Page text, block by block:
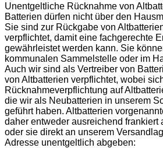
Unentgeltliche Rücknahme von
Batterien dürfen nicht über den
Sie sind zur Rückgabe von
verpflichtet, damit eine fachgerechte
gewährleistet werden kann. Sie
kommunalen Sammelstelle oder im
Auch wir sind als Vertreiber von
von Altbatterien verpflichtet, wobei
Rücknahmeverpflichtung auf
die wir als Neubatterien in unserem
geführt haben. Altbatterien
daher entweder ausreichend frankiert
oder sie direkt an unserem
Adresse unentgeltlich abgeben: